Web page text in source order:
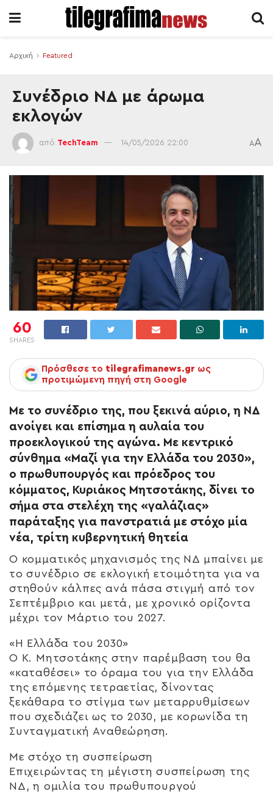
Αρχική Featured
Συνέδριο ΝΔ με άρωμα
εκλογών
από TechTeam 14/05/2026 22:00 AA
60
SHARES
Πρόσθεσε το tilegrafimanews.gr ως
προτιμώμενη πηγή στη Google
Με το συνέδριο της, που ξεκινά αύριο, η ΝΔ
ανοίγει και επίσημα η αυλαία του
προεκλογικού της αγώνα. Με κεντρικό
σύνθημα «Μαζί για την Ελλάδα του 2030»,
ο πρωθυπουργός και πρόεδρος του
κόμματος, Κυριάκος Μητσοτάκης, δίνει το
σήμα στα στελέχη της «γαλάζιας»
παράταξης για πανστρατιά με στόχο μία
νέα, τρίτη κυβερνητική θητεία
Ο κομματικός μηχανισμός της ΝΔ μπαίνει με
το συνέδριο σε εκλογική ετοιμότητα για να
στηθούν κάλπες ανά πάσα στιγμή από τον
Σεπτέμβριο και μετά, με χρονικό ορίζοντα
μέχρι τον Μάρτιο του 2027.
«Η Ελλάδα του 2030»
Ο Κ. Μητσοτάκης στην παρέμβαση του θα
«καταθέσει» το όραμα του για την Ελλάδα
της επόμενης τετραετίας, δίνοντας
ξεκάθαρα το στίγμα των μεταρρυθμίσεων
που σχεδιάζει ως το 2030, με κορωνίδα τη
Συνταγματική Αναθεώρηση.
Με στόχο τη συσπείρωση
Επιχειρώντας τη μέγιστη συσπείρωση της
ΝΔ, η ομιλία του πρωθυπουργού